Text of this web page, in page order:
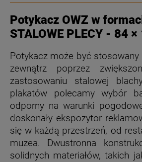
Potykacz OWZ w
STALOWE PLECY - 84
Potykacz może być stosowany
zewnątrz poprzez
zastosowaniu stalowej
plakatów polecamy wybór
odporny na warunki
doskonały ekspozytor
się w każdą przestrzeń, od
muzea. Dwustronna
solidnych materiałów, takich